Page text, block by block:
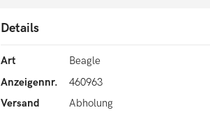
Details
Art
Beagle
Anzeigennr.
460963
Versand
Abholung